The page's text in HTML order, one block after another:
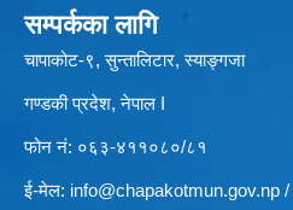
सम्पर्कका लागि
चापाकोट-९, सुन्तालिटार, स्याङ्गजा
गण्डकी प्रदेश, नेपाल I
फोन नं: ०६३-४११०८०/८१
ई-मेल: info@chapakotmun.gov.np /